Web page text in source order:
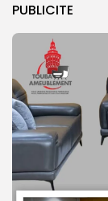
PUBLICITE